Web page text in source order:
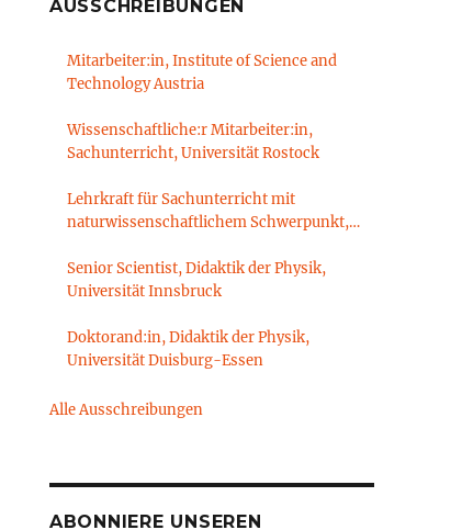
AUSSCHREIBUNGEN
Mitarbeiter:in, Institute of Science and
Technology Austria
Wissenschaftliche:r Mitarbeiter:in,
Sachunterricht, Universität Rostock
Lehrkraft für Sachunterricht mit
naturwissenschaftlichem Schwerpunkt,
Brandenburgische Technische Universität
Cottbus-Senftenberg
Senior Scientist, Didaktik der Physik,
Universität Innsbruck
Doktorand:in, Didaktik der Physik,
Universität Duisburg-Essen
Alle Ausschreibungen
ABONNIERE UNSEREN